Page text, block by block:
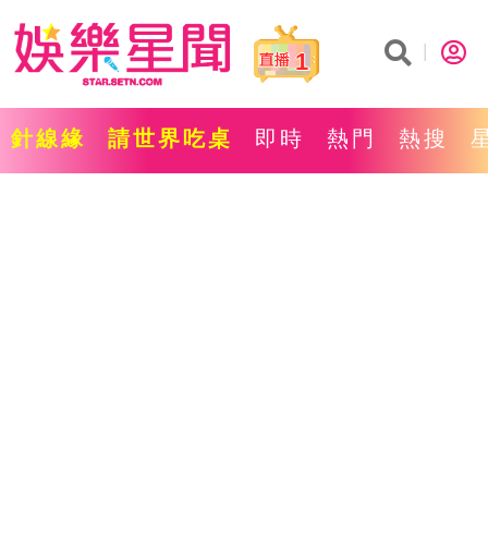
1
針線緣 請世界吃桌 即時 熱門 熱搜